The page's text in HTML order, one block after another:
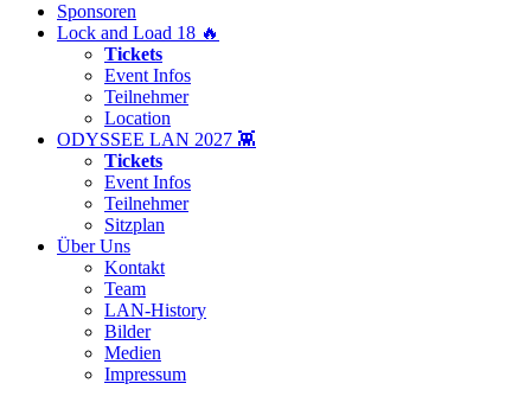
Sponsoren
Lock and Load 18 🔥
Tickets
Event Infos
Teilnehmer
Location
ODYSSEE LAN 2027 👾
Tickets
Event Infos
Teilnehmer
Sitzplan
Über Uns
Kontakt
Team
LAN-History
Bilder
Medien
Impressum